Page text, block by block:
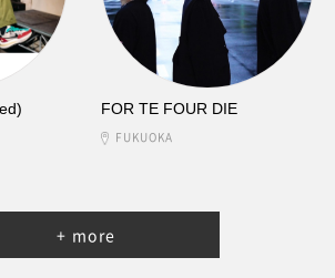
named) FOR TE FOUR DIE
FUKUOKA
+ more